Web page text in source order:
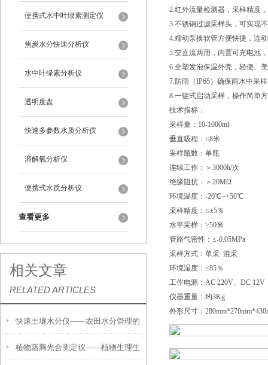
便携式水中叶绿素测定仪
焦炭水分快速分析仪
水中叶绿素分析仪
透明度盘
快速多参数水质分析仪
溶解氧分析仪
便携式水质分析仪
查看更多
相关文章
RELATED ARTICLES
快速土壤水分仪——农田水分管理的
便携式检测工具
植物蒸腾光合测定仪——植物生理生
2.红外流量检测器，采样精度
3.不锈钢过滤采样头，可实现
4.蠕动泵换软管方便快捷，连
5.交直流两用，内置可充电池
6.全塑发泡保温外壳，轻便、
7.防雨（IP65）确保雨水中采
8.一键式启动采样，操作简单
技术指标：
采样量：10-1000ml
垂直吸程：≤8米
采样瓶数：单瓶
连续工作：＞3000h/次
绝缘阻抗：＞20MΩ
环境温度：-20℃~+50℃
采样精度：≤±5％
水平采样：≥50米
管路气密性：≤-0.05MPa
采样方式：单采 混采
环境湿度：≤85％
工作电源：AC 220V、DC 12V
仪器重量：约3Kg
外形尺寸：